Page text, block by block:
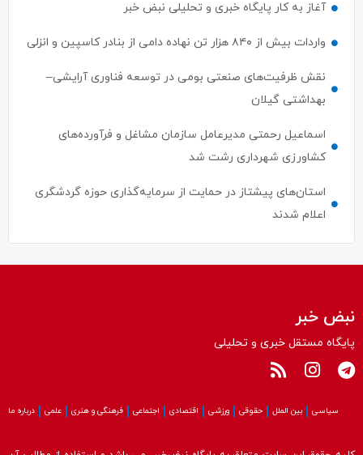
واردات بیش از ۸۴۰ هزار تن نهاده دامی از بنادر كاسپین و انزلی
نقش ظرفیت‌های صنعتی بومی در توسعه فناوری آرایشی–
بهداشتی گیلان
اسماعیل رحمتی مدیرعامل سازمان مشاغل و فرآورده‌های
استان‌های پیشتاز در حمایت از سرمایه‌گذاری حوزه گردشگری
پایگاه مستقل خبری و تحلیلی
سیاسی بین الملل